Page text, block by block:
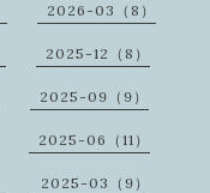
2026-03（8）
2025-12（8）
2025-09（9）
2025-06（11）
2025-03（9）